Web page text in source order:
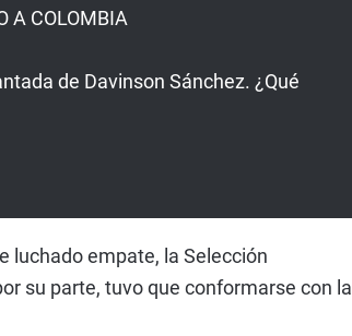
A COLOMBIA
de Davinson Sánchez. ¿Qué
luchado empate, la Selección
su parte, tuvo que conformarse con la